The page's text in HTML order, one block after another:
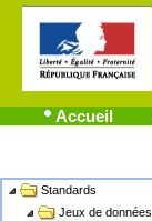
Accueil
Name Standards
Jeux de données